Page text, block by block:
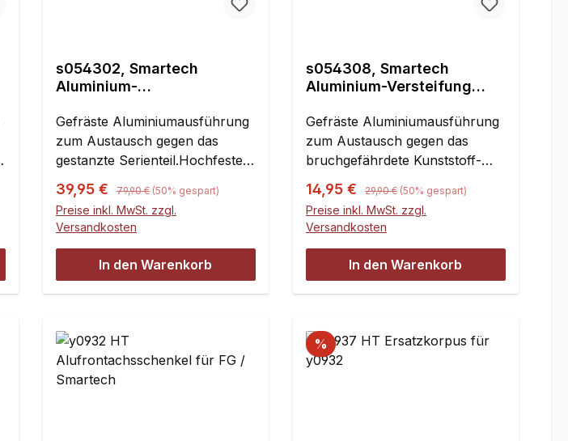
s054302, Smartech
Aluminium-
für Carson Gas Devil + CRT
4x4, Conrad Hell Devil,
Smartech Titan - 1 St.
Gefräste Aluminiumausführung
zum Austausch gegen das
gestanzte Serienteil.Hochfestes
Aluminium, 5 mm stark.
Verkaufspreis:
39,95 € Regulärer Preis:
79,90 € (50% gespart)
Preise inkl. MwSt. zzgl.
Versandkosten
In den Warenkorb
s054308, Smartech
Aluminium-Versteifung
Gas Devil + CRT 4x4,
Conrad Hell Devil,
Smartech Titan - 1 St.
Gefräste Aluminiumausführung
zum Austausch gegen das
bruchgefährdete Kunststoff-
Serienteil.
Verkaufspreis:
14,95 € Regulärer Preis:
29,90 € (50% gespart)
Preise inkl. MwSt. zzgl.
Versandkosten
In den Warenkorb
%